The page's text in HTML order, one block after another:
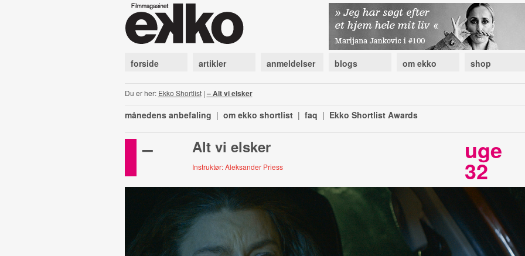
forside artikler anmeldelser blogs om ekko shop
Du er her: Ekko Shortlist| – Alt vi elsker
månedens anbefaling | om ekko shortlist | faq | Ekko Shortlist Awards
– Alt vi elsker
Instruktør: Aleksander Priess
uge
32